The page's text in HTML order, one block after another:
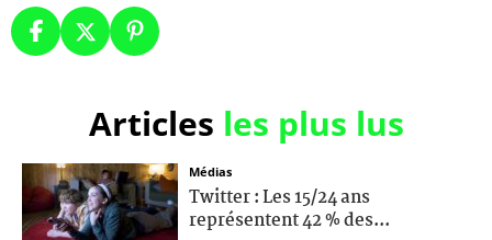
Articles les plus lus
Médias
Twitter : Les 15/24 ans
représentent 42 % des...